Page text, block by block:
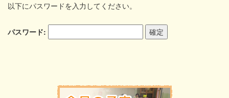
以下にパスワードを入力してください。
パスワード: